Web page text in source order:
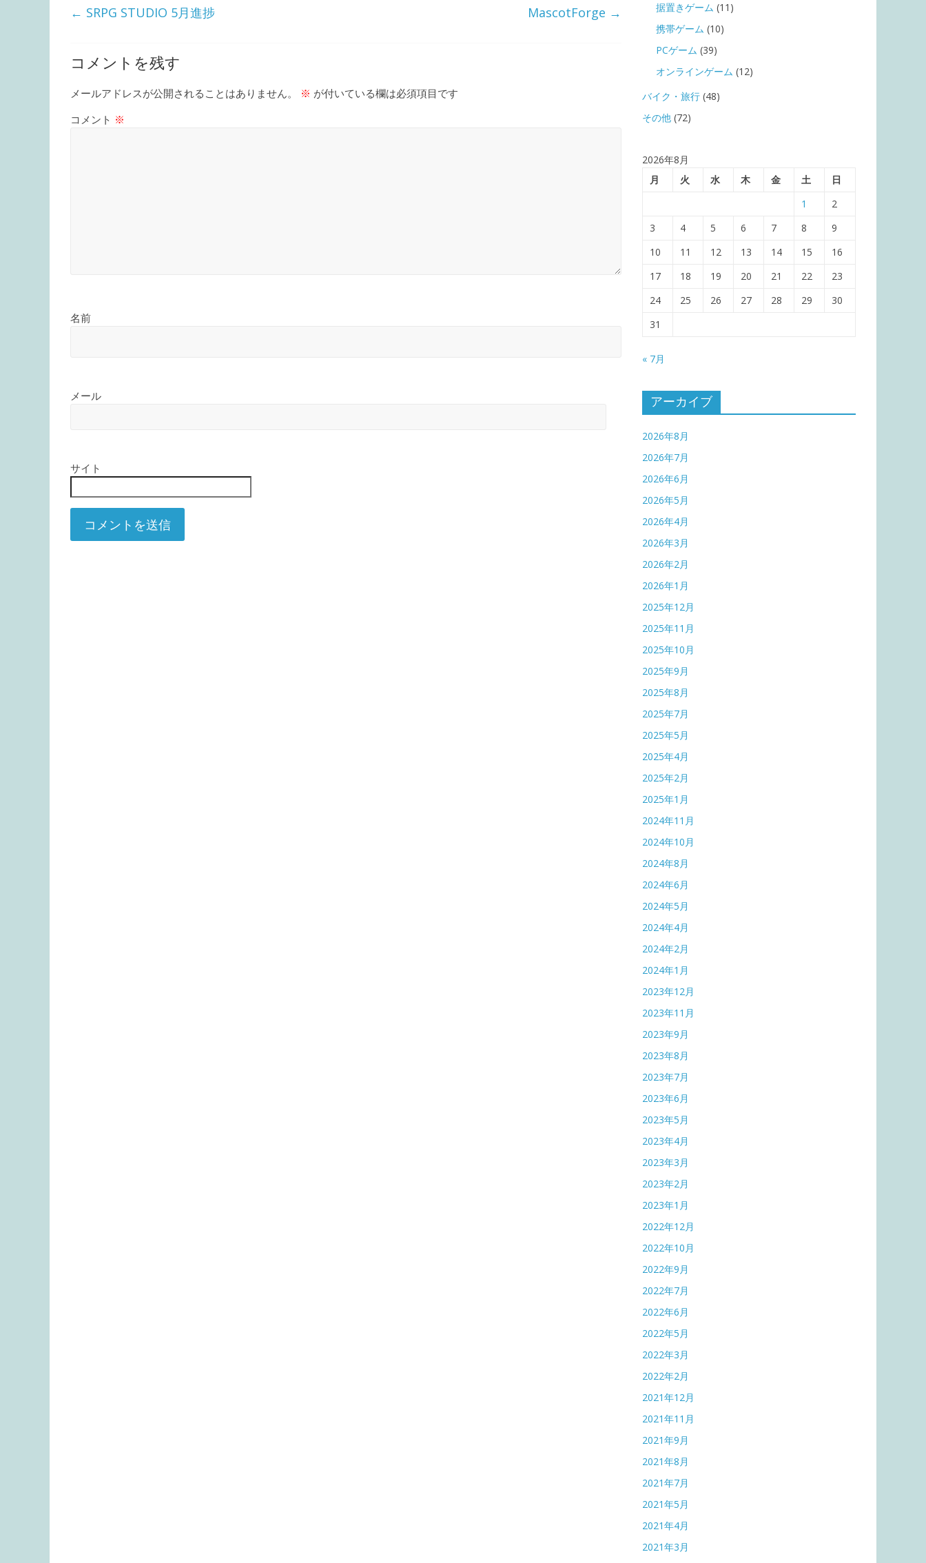
← SRPG STUDIO 5月進捗 MascotForge →
コメントを残す
メールアドレスが公開されることはありません。 ※ が付いている欄は必須項目です
コメント ※
名前
メール
サイト
据置きゲーム (11)
携帯ゲーム (10)
PCゲーム (39)
オンラインゲーム (12)
バイク・旅行 (48)
その他 (72)
2026年8月
月
火 水 木 金 土
日
1
2
3
4 5 6 7 8
9
10
11 12 13 14 15
16
17
18 19 20 21 22
23
24
25 26 27 28 29
30
31
« 7月
アーカイブ
2026年8月
2026年7月
2026年6月
2026年5月
2026年4月
2026年3月
2026年2月
2026年1月
2025年12月
2025年11月
2025年10月
2025年9月
2025年8月
2025年7月
2025年5月
2025年4月
2025年2月
2025年1月
2024年11月
2024年10月
2024年8月
2024年6月
2024年5月
2024年4月
2024年2月
2024年1月
2023年12月
2023年11月
2023年9月
2023年8月
2023年7月
2023年6月
2023年5月
2023年4月
2023年3月
2023年2月
2023年1月
2022年12月
2022年10月
2022年9月
2022年7月
2022年6月
2022年5月
2022年3月
2022年2月
2021年12月
2021年11月
2021年9月
2021年8月
2021年7月
2021年5月
2021年4月
2021年3月